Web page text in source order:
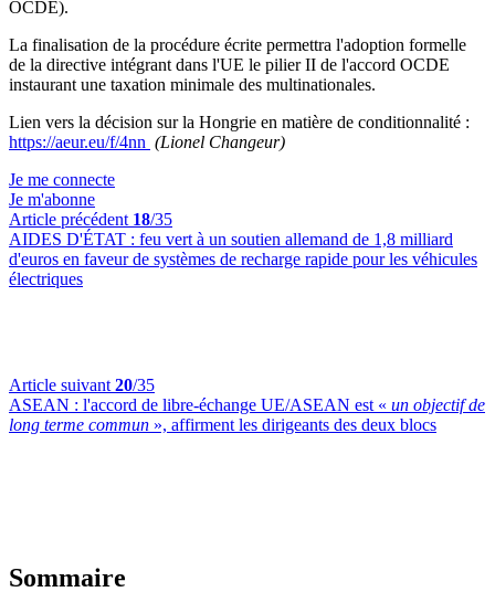
OCDE).
La finalisation de la procédure écrite permettra l'adoption formelle
de la directive intégrant dans l'UE le pilier II de l'accord OCDE
instaurant une taxation minimale des multinationales.
Lien vers la décision sur la Hongrie en matière de conditionnalité :
https://aeur.eu/f/4nn (Lionel Changeur)
Je me connecte
Je m'abonne
Article précédent 18/35
AIDES D'ÉTAT : feu vert à un soutien allemand de 1,8 milliard
d'euros en faveur de systèmes de recharge rapide pour les véhicules
électriques
Article suivant 20/35
ASEAN : l'accord de libre-échange UE/ASEAN est « un objectif de
long terme commun », affirment les dirigeants des deux blocs
Sommaire